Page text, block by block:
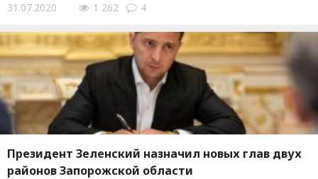
31.07.2020 1 262 4
Президент Зеленский назначил новых глав двух
районов Запорожской области